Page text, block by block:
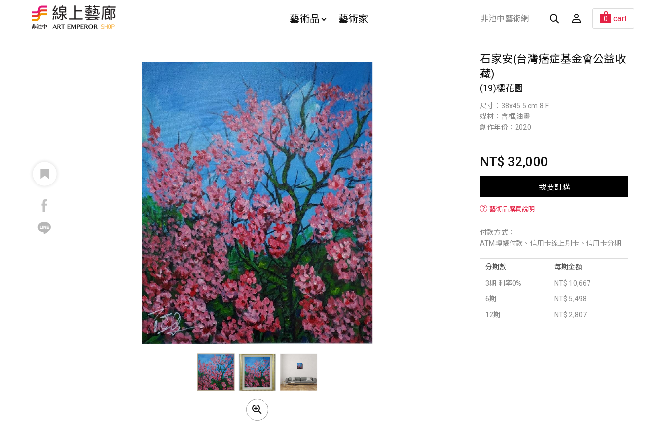
藝術品 藝術家 非池中藝術網 0 cart
石家安(台灣癌症基金會公益收
藏)
(19)櫻花園
尺寸：38x45.5 cm 8 F
媒材：含框,油畫
創作年份：2020
NT$ 32,000
我要訂購
？ 藝術品購買說明
付款方式：
ATM轉帳付款、信用卡線上刷卡、信用卡分期
分期數 每期金額
3期 利率0%
NT$ 10,667
6期
NT$ 5,498
12期
NT$ 2,807